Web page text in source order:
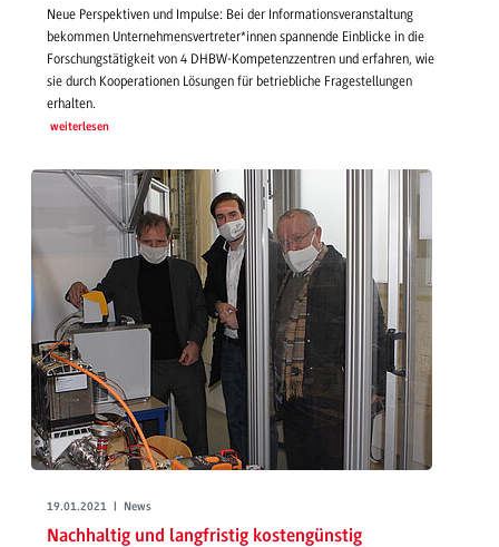
Neue Perspektiven und Impulse: Bei der Informationsveranstaltung
bekommen Unternehmensvertreter*innen spannende Einblicke in die
Forschungstätigkeit von 4 DHBW-Kompetenzzentren und erfahren, wie
sie durch Kooperationen Lösungen für betriebliche Fragestellungen
erhalten.
weiterlesen
19.01.2021 | News
Nachhaltig und langfristig kostengünstig